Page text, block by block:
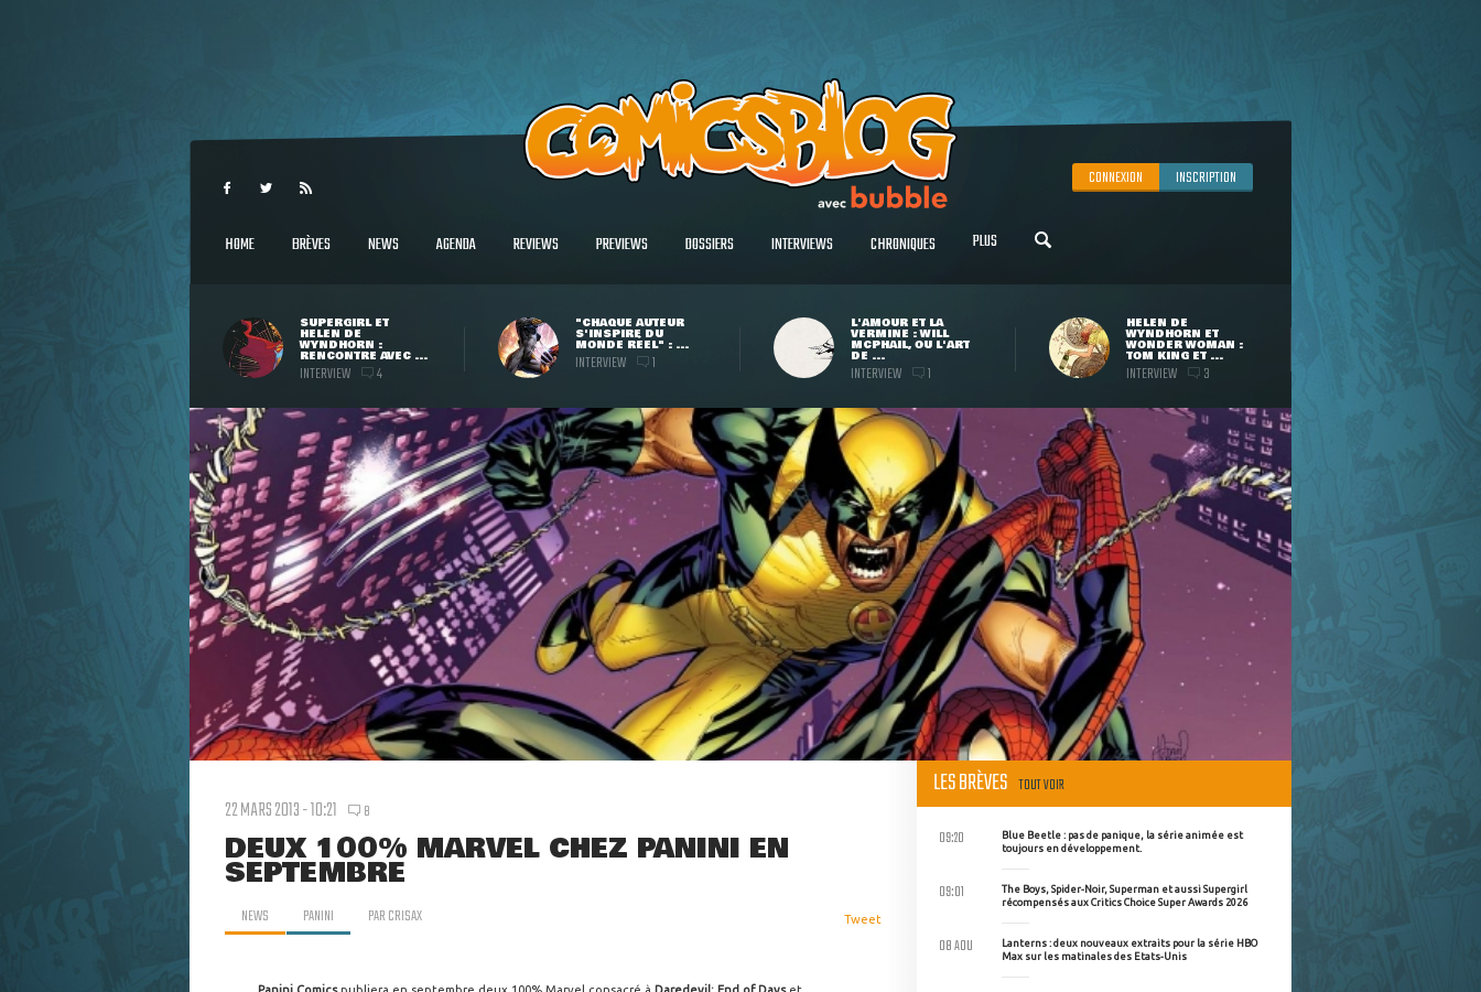
CONNEXION INSCRIPTION
HOME BRÈVES NEWS AGENDA REVIEWS PREVIEWS DOSSIERS INTERVIEWS CHRONIQUES PLUS
SUPERGIRL ET
HELEN DE
WYNDHORN :
RENCONTRE AVEC ...
INTERVIEW 4
"CHAQUE AUTEUR
S'INSPIRE DU
MONDE RÉEL" : ...
INTERVIEW 1
L'AMOUR ET LA
VERMINE : WILL
MCPHAIL, OU L'ART
DE ...
INTERVIEW 1
HELEN DE
WYNDHORN ET
WONDER WOMAN :
TOM KING ET ...
INTERVIEW 3
22 MARS 2013 - 10:21 8
DEUX 100% MARVEL CHEZ PANINI EN
SEPTEMBRE
NEWS PANINI PARCRISAX Tweet
LES BRÈVES TOUT VOIR
Blue Beetle : pas de panique, la série animée est
toujours en développement.
09:20
The Boys, Spider-Noir, Superman et aussi Supergirl
récompensés aux Critics Choice Super Awards 2026
09:01
Lanterns : deux nouveaux extraits pour la série HBO
Max sur les matinales des Etats-Unis
08 AOU